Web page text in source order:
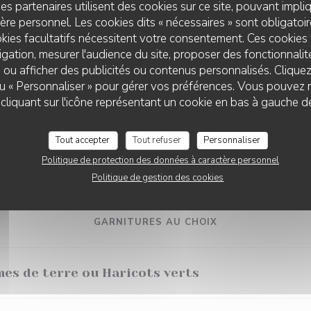
partenaires utilisent des cookies sur ce site, pouvant
personnel. Les cookies dits « nécessaires » sont
facultatifs nécessitent votre consentement. Ces
mesurer l'audience du site, proposer des
afficher des publicités ou contenus personnalisés.
« Personnaliser » pour gérer vos préférences. Vous
sur l'icône représentant un cookie en bas à gauche
Tout accepter Tout refuser
Personnaliser
Politique de protection des données à caractère personnel
Politique de gestion des cookies
jus de viande
& jambon Prince de Paris
provolone, tomates datterino
GARNITURES AU CHOIX
de terre ou Haricots verts